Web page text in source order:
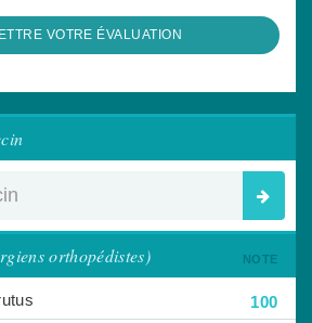
VOTRE ÉVALUATION
orthopédistes) NOTE
100